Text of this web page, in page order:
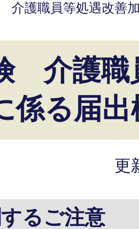
介護職員等処遇改善
介護職
係る届出
更
るご注意